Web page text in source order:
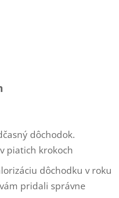
dôchodok.
piatich krokoch
dôchodku v roku
pridali správne